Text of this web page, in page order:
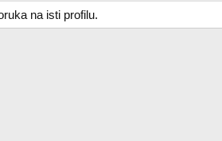
na isti profilu.